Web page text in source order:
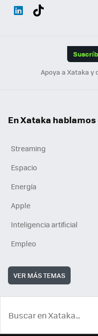
Apoya a Xataka
En Xataka hablamos
Streaming
Espacio
Energía
Apple
Inteligencia artificial
Empleo
VER MÁS TEMAS